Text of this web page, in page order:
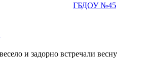
ГБДОУ №45
и задорно встречали весну